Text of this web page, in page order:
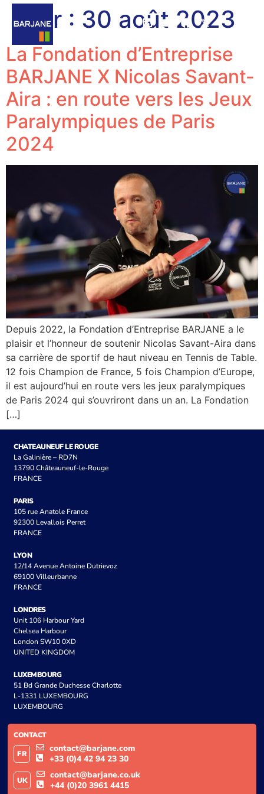
Jour : 30 août 2023
La Fondation d’Entreprise
BARJANE X Nicolas Savant-
Aira : en route vers les Jeux
Paralympiques de Paris
2024
Depuis 2022, la Fondation d’Entreprise BARJANE a le
plaisir et l’honneur de soutenir Nicolas Savant-Aira dans
sa carrière de sportif de haut niveau en Tennis de Table.
12 fois Champion de France, 5 fois Champion d’Europe,
il est aujourd’hui en route vers les jeux paralympiques
de Paris 2024 qui s’ouvriront dans un an. La Fondation
[…]
CHATEAUNEUF LE ROUGE
La Galinière – RD7N
13790 Châteauneuf-le-Rouge
FRANCE
PARIS
105 rue Anatole France
92300 Levallois Perret
FRANCE
LYON
12/14 Avenue Antoine Dutrievoz
69100 Villeurbanne
FRANCE
LONDRES
Unit 106 Harbour Yard
Chelsea Harbour
London SW10 0XD
UNITED KINGDOM
LUXEMBOURG
51 Bd Grande Duchesse Charlotte
L-1331 LUXEMBOURG
LUXEMBOURG
CONTACT
FR
contact@barjane.com
+33 (0)4 42 94 23 30
UK
contact@barjane.co.uk
+44 (0)20 3961 4415